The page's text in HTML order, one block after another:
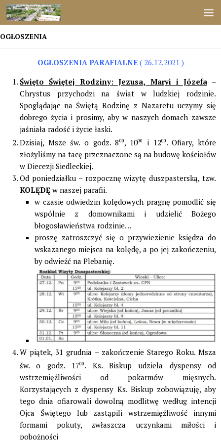
Przejdź do treści
OGŁOSZENIA
OGŁOSZENIA PARAFIALNE ( 26.12.2021 )
Święto Świętej Rodziny: Jezusa, Maryi i Józefa–
Chrystus przychodzi na świat w ludzkiej rodzinie.
Spoglądając na Świętą Rodzinę z Nazaretu uczymy się
dobrego życia i prosimy, aby w naszych domach zawsze
jaśniała radość i życie łaski.
Dzisiaj, Msze św. o godz. 800, 1000 i 1200. Ofiary, które
złożyliśmy na tacę przeznaczone są na budowę kościołów
w Diecezji Siedleckiej.
Od poniedziałku – rozpocznę wizytę duszpasterską, tzw.
KOLĘDĘ w naszej parafii.
w czasie odwiedzin kolędowych pragnę pomodlić się
wspólnie z domownikami i udzielić Bożego
błogosławieństwa rodzinie…
proszę zatroszczyć się o przywiezienie księdza do
wskazanego miejsca na kolędę, a po jej zakończeniu,
by odwieźć na Plebanię.
W piątek, 31 grudnia – zakończenie Starego Roku. Msza
św. o godz. 1700. Ks. Biskup udziela dyspensy od
wstrzemięźliwości od pokarmów mięsnych.
Korzystających z dyspensy Ks. Biskup zobowiązuję, aby
tego dnia ofiarowali dowolną modlitwę według intencji
Ojca Świętego lub zastąpili wstrzemięźliwość innymi
formami pokuty, zwłaszcza uczynkami miłości i
pobożności